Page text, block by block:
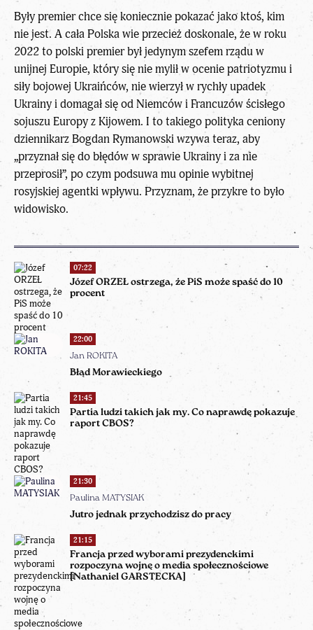
07:22
Józef ORZEŁ ostrzega, że PiS może spaść do 10
procent
22:00
Jan ROKITA
Błąd Morawieckiego
21:45
Partia ludzi takich jak my. Co naprawdę pokazuje
raport CBOS?
21:30
Paulina MATYSIAK
Jutro jednak przychodzisz do pracy
21:15
Francja przed wyborami prezydenckimi
rozpoczyna wojnę o media społecznościowe
[Nathaniel GARSTECKA]
Były premier chce się koniecznie pokazać jako ktoś, kim
nie jest. A cała Polska wie przecież doskonale, że w roku
2022 to polski premier był jedynym szefem rządu w
unijnej Europie, który się nie mylił w ocenie patriotyzmu i
siły bojowej Ukraińców, nie wierzył w rychły upadek
Ukrainy i domagał się od Niemców i Francuzów ścisłego
sojuszu Europy z Kijowem. I to takiego polityka ceniony
dziennikarz Bogdan Rymanowski wzywa teraz, aby
„przyznał się do błędów w sprawie Ukrainy i za nie
przeprosił”, po czym podsuwa mu opinie wybitnej
rosyjskiej agentki wpływu. Przyznam, że przykre to było
widowisko.